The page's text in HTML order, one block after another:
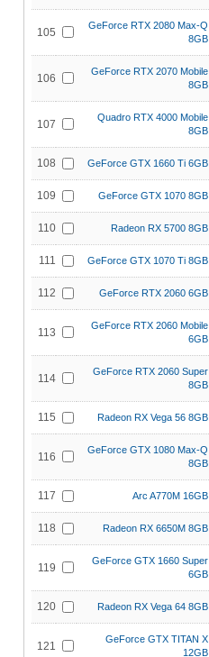
105
GeForce RTX 2080 Max-Q
8GB
106
GeForce RTX 2070 Mobile
8GB
107
Quadro RTX 4000 Mobile
8GB
108 GeForce GTX 1660 Ti 6GB
109 GeForce GTX 1070 8GB
110 Radeon RX 5700 8GB
111 GeForce GTX 1070 Ti 8GB
112 GeForce RTX 2060 6GB
113
GeForce RTX 2060 Mobile
6GB
114
GeForce RTX 2060 Super
8GB
115 Radeon RX Vega 56 8GB
116
GeForce GTX 1080 Max-Q
8GB
117 Arc A770M 16GB
118 Radeon RX 6650M 8GB
119
GeForce GTX 1660 Super
6GB
120 Radeon RX Vega 64 8GB
121
GeForce GTX TITAN X
12GB